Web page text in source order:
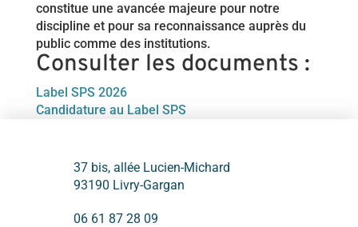
constitue une avancée majeure pour notre
discipline et pour sa reconnaissance auprès du
public comme des institutions.
Consulter les documents :
Label SPS 2026
Candidature au Label SPS
37 bis, allée Lucien-Michard
93190 Livry-Gargan
06 61 87 28 09